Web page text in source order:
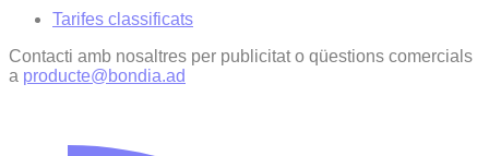
Tarifes classificats
Contacti amb nosaltres per publicitat o qüestions comercials
a producte@bondia.ad